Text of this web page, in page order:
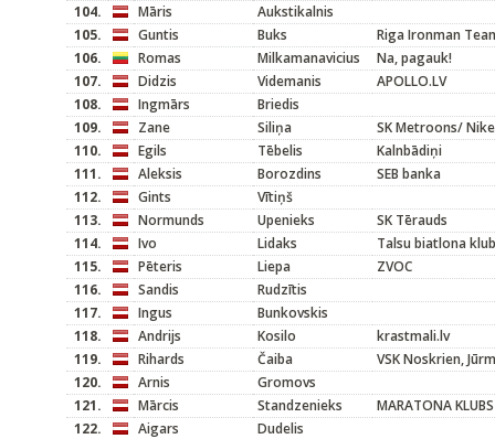
104.
Māris
Aukstikalnis
105.
Guntis Buks
Riga Ironman
106.
Romas Milkamanavicius
Na, pagauk!
107.
Didzis Videmanis
APOLLO.LV
108.
Ingmārs
Briedis
109.
Zane Siliņa
SK Metroons/ Nike
110.
Egils Tēbelis
Kalnbādiņi
111.
Aleksis Borozdins
SEB banka
112.
Gints
Vītiņš
113.
Normunds Upenieks
SK Tērauds
114.
Ivo Lidaks
Talsu biatlona
115.
Pēteris Liepa
ZVOC
116.
Sandis
Rudzītis
117.
Ingus
Bunkovskis
118.
Andrijs Kosilo
krastmali.lv
119.
Rihards Čaiba
VSK Noskrien,
120.
Arnis
Gromovs
121.
Mārcis Standzenieks
MARATONA KLUBS
122.
Aigars
Dudelis